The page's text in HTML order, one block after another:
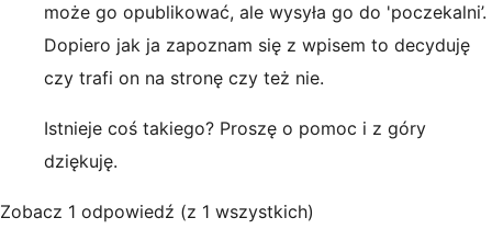
może go opublikować, ale wysyła go do 'poczekalni’.
Dopiero jak ja zapoznam się z wpisem to decyduję
czy trafi on na stronę czy też nie.
Istnieje coś takiego? Proszę o pomoc i z góry
dziękuję.
Zobacz 1 odpowiedź (z 1 wszystkich)